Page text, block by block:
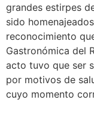
grandes estirpes
sido
reconocimiento
Gastronómica del
acto tuvo que ser
por motivos de
cuyo momento